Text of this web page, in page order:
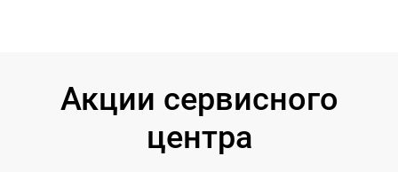
Акции сервисного
центра